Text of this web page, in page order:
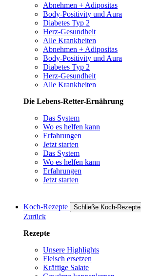
Abnehmen + Adipositas
Body-Positivity und Aura
Diabetes Typ 2
Herz-Gesundheit
Alle Krankheiten
Abnehmen + Adipositas
Body-Positivity und Aura
Diabetes Typ 2
Herz-Gesundheit
Alle Krankheiten
Die Lebens-Retter-Ernährung
Das System
Wo es helfen kann
Erfahrungen
Jetzt starten
Das System
Wo es helfen kann
Erfahrungen
Jetzt starten
Koch-Rezepte Schließe Koch-Rezepte
Zurück
Rezepte
Unsere Highlights
Fleisch ersetzen
Kräftige Salate